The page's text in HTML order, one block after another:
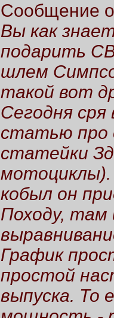
Сообщение
Вы как
подарить
шлем
такой вот
Сегодня
статью про
статейки
кобыл он
Походу, там
График
простой
выпуска. То